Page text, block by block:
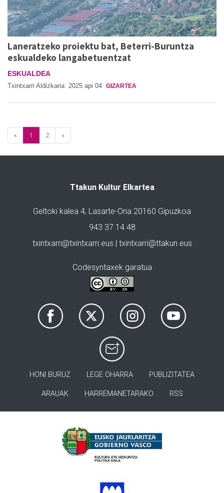
Laneratzeko proiektu bat, Beterri-Buruntza
eskualdeko langabetuentzat
ESKUALDEA
Txintxarri Aldizkaria 2025 api 04 GIZARTEA
« 1 2 »
Ttakun Kultur Elkartea
Geltoki kalea 4, Lasarte-Oria 20160 Gipuzkoa
943 37 14 48
txintxarri@txintxarri.eus | txintxarri@ttakun.eus
Codesyntaxek garatua
HONI BURUZ LEGE OHARRA PUBLIZITATEA
ARAUAK HARREMANETARAKO RSS